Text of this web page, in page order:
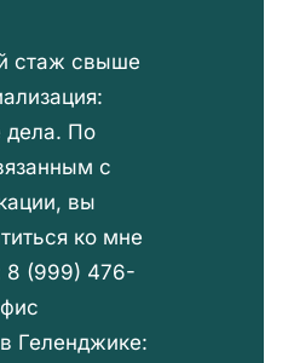
стаж свыше
дела. По
с
вы
ко мне
8 (999) 476-
Геленджике: